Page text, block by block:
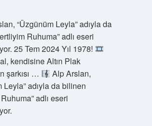
“Üzgünüm Leyla” adıyla da
Ruhuma” adlı eseri
25 Tem 2024 Yıl 1978!
kendisine Altın Plak
şarkısı …
Alp Arslan,
Leyla” adıyla da bilinen
adlı eseri